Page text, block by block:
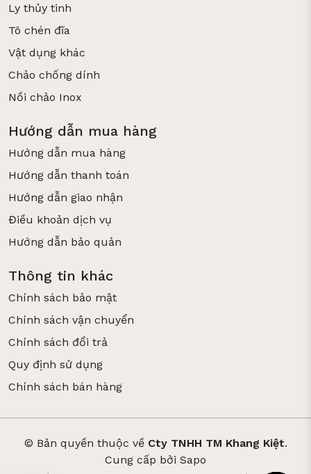
Ly thủy tinh
Tô chén đĩa
Vật dụng khác
Chảo chống dính
Nồi chảo Inox
Hướng dẫn mua hàng
Hướng dẫn mua hàng
Hướng dẫn thanh toán
Hướng dẫn giao nhận
Điều khoản dịch vụ
Hướng dẫn bảo quản
Thông tin khác
Chính sách bảo mật
Chính sách vận chuyển
Chính sách đổi trả
Quy định sử dụng
Chính sách bán hàng
© Bản quyền thuộc về Cty TNHH TM Khang Kiệt.
Cung cấp bởi Sapo